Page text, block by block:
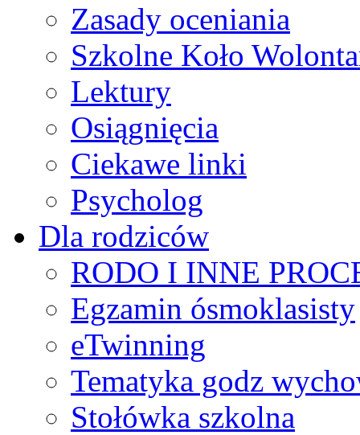
Zasady oceniania
Szkolne Koło
Lektury
Osiągnięcia
Ciekawe linki
Psycholog
Dla rodziców
RODO I INNE
Egzamin ósmoklasisty
eTwinning
Tematyka godz
Stołówka szkolna